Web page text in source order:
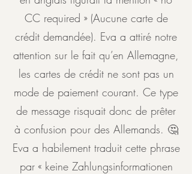
CC required » (Aucune carte de
crédit demandée). Eva a attiré notre
attention sur le fait qu’en Allemagne,
les cartes de crédit ne sont pas un
mode de paiement courant. Ce type
de message risquait donc de prêter
à confusion pour des Allemands. 🤔
Eva a habilement traduit cette phrase
par « keine Zahlungsinformationen